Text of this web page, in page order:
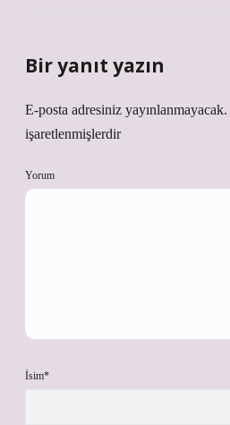
Bir yanıt yazın
E-posta adresiniz yayınlanmayacak.
işaretlenmişlerdir
Yorum
İsim*